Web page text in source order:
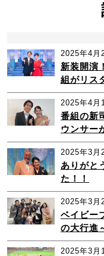
2025年4月
新装開演
組がリス
2025年4月
番組の新
ウンサー
2025年3月
ありがと
た！！
2025年3月
ベイビー
の大行進
2025年3月